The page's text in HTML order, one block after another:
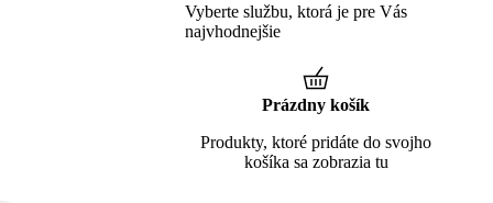
Vyberte službu, ktorá je pre Vás
najvhodnejšie
Prázdny košík
Produkty, ktoré pridáte do svojho
košíka sa zobrazia tu